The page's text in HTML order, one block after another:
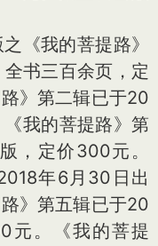
《我的菩提路》
书三百余页，定
》第二辑已于20
我的菩提路》第
，定价300元。
年6月30日出
》第五辑已于20
元。《我的菩提